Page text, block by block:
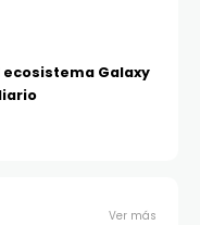
Galaxy
Ver más